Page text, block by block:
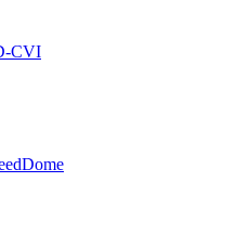
CVI